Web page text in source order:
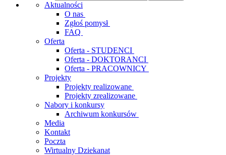
Aktualności
O nas
Zgłoś pomysł
FAQ
Oferta
Oferta - STUDENCI
Oferta - DOKTORANCI
Oferta - PRACOWNICY
Projekty
Projekty realizowane
Projekty zrealizowane
Nabory i konkursy
Archiwum konkursów
Media
Kontakt
Poczta
Wirtualny Dziekanat